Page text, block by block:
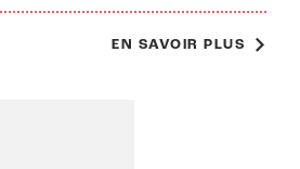
EN SAVOIR PLUS